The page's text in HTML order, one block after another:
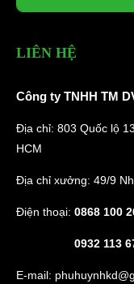
LIÊN HỆ
Công ty TNHH TM
Địa chỉ: 803 Quốc lộ
HCM
Địa chỉ xưởng: 49/9
Điện thoại: 0868 100
0932 113
E-mail: